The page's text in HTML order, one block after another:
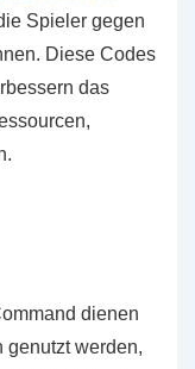
Spieler gegen
Diese Codes
das
dienen
genutzt werden,